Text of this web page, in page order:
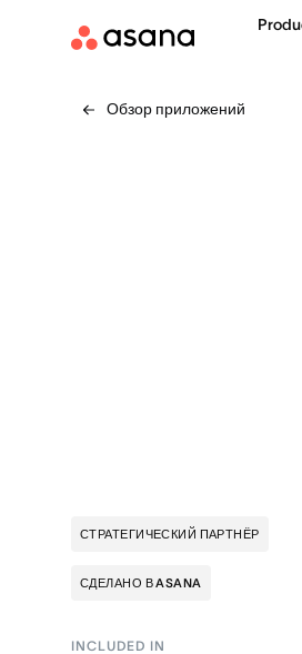
Обзор приложений
СТРАТЕГИЧЕСКИЙ ПАРТНЁР
СДЕЛАНО В ASANA
INCLUDED IN